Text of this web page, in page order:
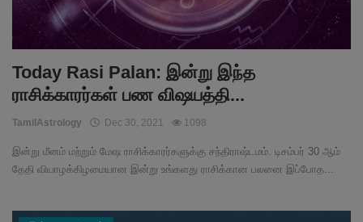
Today Rasi Palan: இன்று இந்த
ராசிக்காரர்கள் பண விஷயத்தி...
TamilAstrology Dec 30, 2021 1098
இன்று மீனம் மற்றும் மேஷ ராசிக்காரர்களுக்கு சந்திராஷ்டமம். டிசம்பர் 30 ஆம்
தேதி வியாழக்கிழமையான இன்று உங்களது ராசிக்கான பலனை இப்போத...